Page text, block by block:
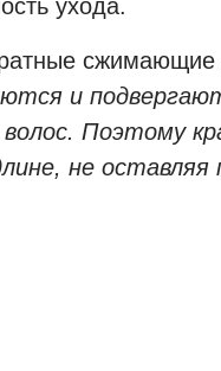
ухода.
и
Поэтому
не оставляя